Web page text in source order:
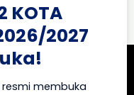
KOTA
2027
resmi membuka